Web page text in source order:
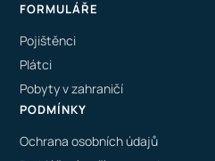
FORMULÁŘE
Pojištěnci
Plátci
Pobyty v zahraničí
PODMÍNKY
Ochrana osobních údajů